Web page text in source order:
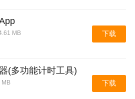
。
小说都会为你记录下来，这样你
的小说。
了多种阅读模式和背景。你可以
MB 下载
(多功能计时工具)
MB 下载